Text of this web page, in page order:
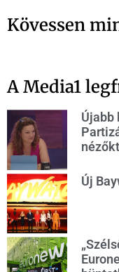
Kövessen
A Media1
Újabb
Új